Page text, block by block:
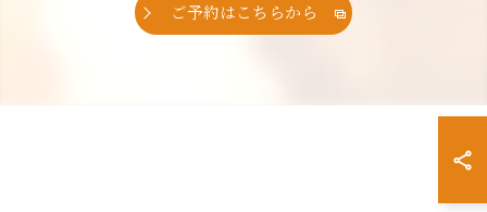
ご予約はこちらから